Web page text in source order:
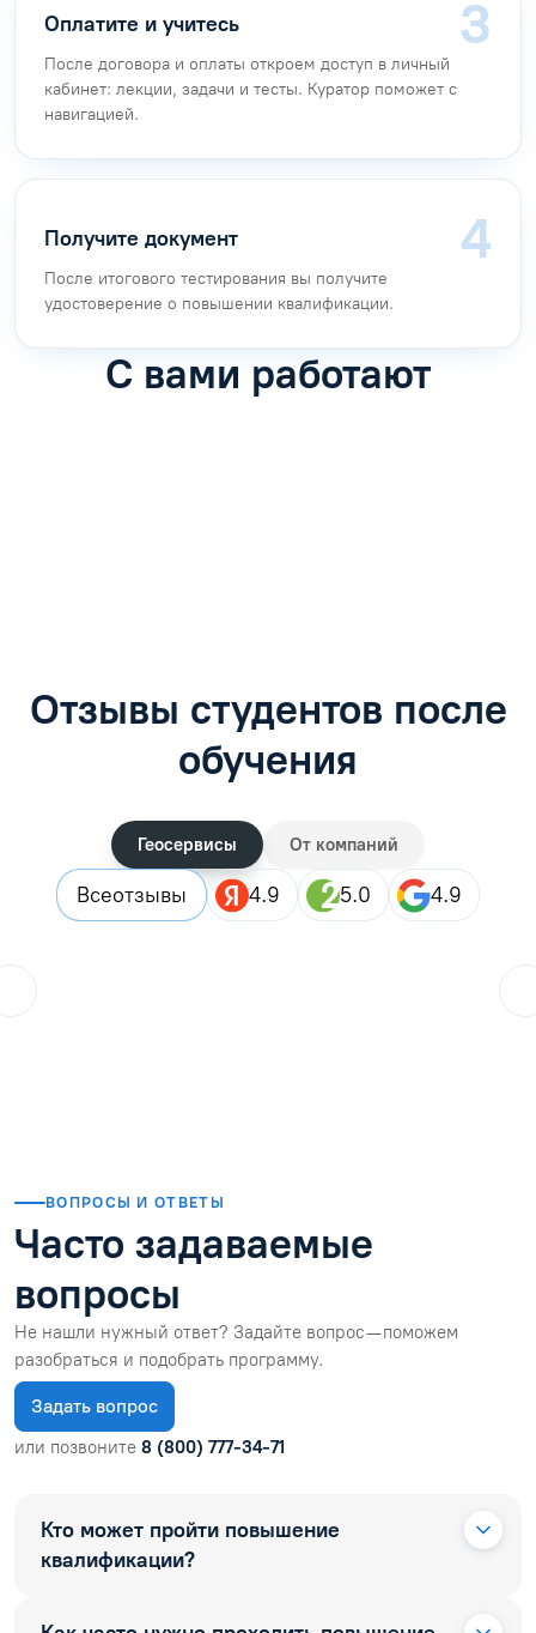
Оплатите и учитесь
После договора и оплаты откроем доступ в личный
кабинет: лекции, задачи и тесты. Куратор поможет с
навигацией.
Получите документ
После итогового тестирования вы получите
удостоверение о повышении квалификации.
С вами работают
Отзывы студентов после
обучения
Геосервисы От компаний
Всеотзывы 4.9 5.0 4.9
ВОПРОСЫ И ОТВЕТЫ
Часто задаваемые
вопросы
Не нашли нужный ответ? Задайте вопрос — поможем
разобраться и подобрать программу.
Задать вопрос
или позвоните 8 (800) 777-34-71
Кто может пройти повышение
квалификации?